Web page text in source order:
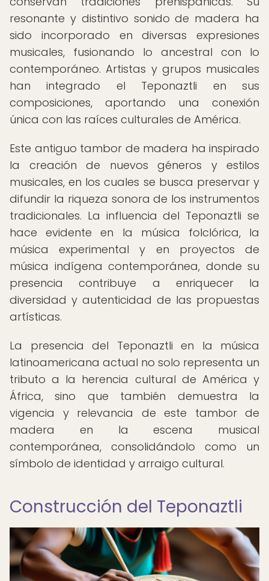
resonante y distintivo sonido de madera ha
sido incorporado en diversas expresiones
musicales, fusionando lo ancestral con lo
contemporáneo. Artistas y grupos musicales
han integrado el Teponaztli en sus
composiciones, aportando una conexión
única con las raíces culturales de América.
Este antiguo tambor de madera ha inspirado
la creación de nuevos géneros y estilos
musicales, en los cuales se busca preservar y
difundir la riqueza sonora de los instrumentos
tradicionales. La influencia del Teponaztli se
hace evidente en la música folclórica, la
música experimental y en proyectos de
música indígena contemporánea, donde su
presencia contribuye a enriquecer la
diversidad y autenticidad de las propuestas
artísticas.
La presencia del Teponaztli en la música
latinoamericana actual no solo representa un
tributo a la herencia cultural de América y
África, sino que también demuestra la
vigencia y relevancia de este tambor de
madera en la escena musical
contemporánea, consolidándolo como un
símbolo de identidad y arraigo cultural.
Construcción del Teponaztli